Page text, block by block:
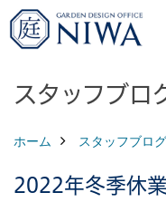
スタッフブロ
ホーム スタッフブログ
2022年冬季休